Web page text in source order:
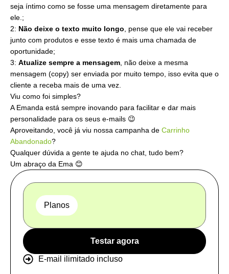
seja íntimo como se fosse uma mensagem diretamente para
ele.;
2: Não deixe o texto muito longo , pense que ele vai receber
junto com produtos e esse texto é mais uma chamada de
oportunidade;
3: Atualize sempre a mensagem , não deixe a mesma
mensagem (copy) ser enviada por muito tempo, isso evita que o
cliente a receba mais de uma vez.
Viu como foi simples?
A Emanda está sempre inovando para facilitar e dar mais
personalidade para os seus e-mails 😉
Aproveitando, você já viu nossa campanha de Carrinho
Abandonado?
Qualquer dúvida a gente te ajuda no chat, tudo bem?
Um abraço da Ema 😊
Planos
Testar agora
E-mail ilimitado incluso